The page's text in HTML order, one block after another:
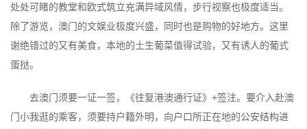
处处可睹的教堂和欧式筑立充满异域风情，步行视察也极度适当。
除了游览，澳门的文娱业极度兴盛，同时也是购物的好地方。这里
谢绝错过的又有美食，本地的土生葡菜值得试验，又有诱人的葡式
蛋挞。
去澳门须要一证一签，《往复港澳通行证》+签注。要介入赴澳
门小我逛的乘客，须要持户籍外明，向户口所正在地的公安结构进